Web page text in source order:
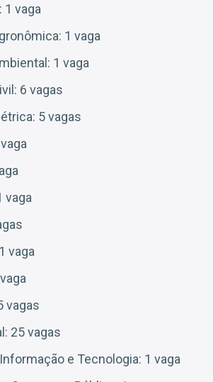
1 vaga
1 vaga
1 vaga
6 vagas
5 vagas
vaga
vaga
vagas
25 vagas
e Tecnologia: 1 vaga